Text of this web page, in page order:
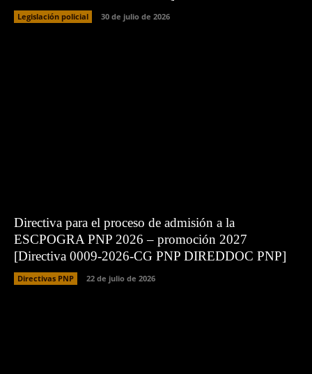
Legislación policial 30 de julio de 2026
Directiva para el proceso de admisión a la
ESCPOGRA PNP 2026 – promoción 2027
[Directiva 0009-2026-CG PNP DIREDDOC PNP]
Directivas PNP 22 de julio de 2026